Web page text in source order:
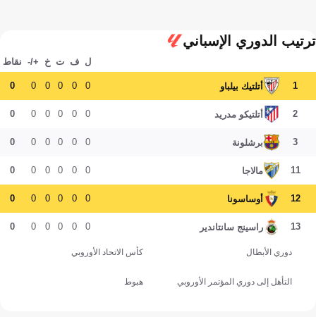
ترتيب الدوري الإسباني
ل ف ت خ +/- نقاط
1 أتلتيك بيلباو 0
0
0
0
0
0
2 أتلتيكو مدريد 0
0
0
0
0
0
3 برشلونة 0
0
0
0
0
0
11 مالاجا 0
0
0
0
0
0
12 أوساسونا 0
0
0
0
0
0
13 راسينج سانتاندير 0
0
0
0
0
0
دوري الأبطال كأس الاتحاد الأوروبي
التأهل إلى دوري المؤتمر الأوروبي هبوط